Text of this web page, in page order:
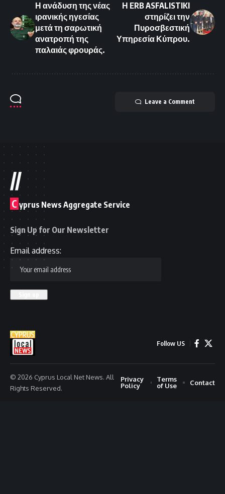
Η ανάδυση της νέας
ιρανικής ηγεσίας
μετά τη σαρωτική
ανατροπή της
παλαιάς φρουράς.
Η ERB ASFALISTIKI
στηρίζει την
Πυροσβεστική
Υπηρεσία Κύπρου.
Leave a Comment
//
C yprus News Aggregate Service
Sign Up for Our Newsletter
Email address:
Follow US
© 2026 Cyprus Local Net News. All
Rights Reserved.
Privacy
Policy
Terms
of Use
Contact